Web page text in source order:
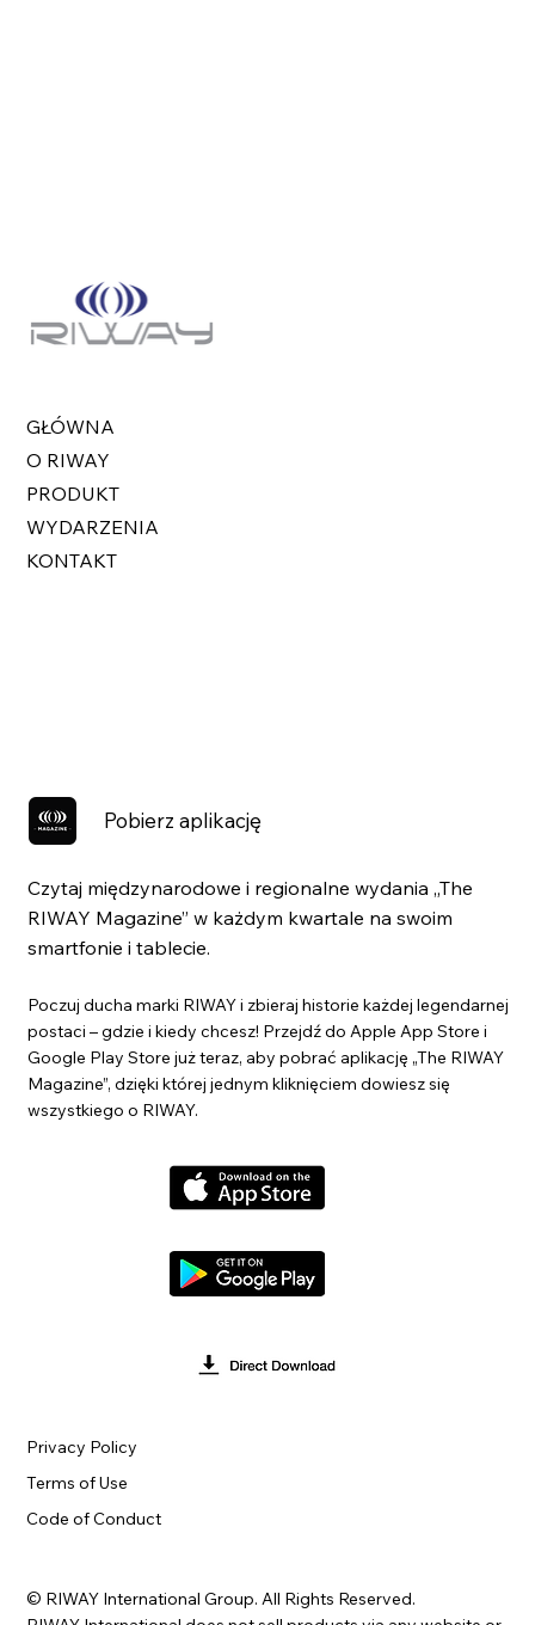
GŁÓWNA
O RIWAY
PRODUKT
WYDARZENIA
KONTAKT
Pobierz aplikację
Czytaj międzynarodowe i regionalne wydania „The
RIWAY Magazine” w każdym kwartale na swoim
smartfonie i tablecie.
Poczuj ducha marki RIWAY i zbieraj historie każdej legendarnej
postaci – gdzie i kiedy chcesz! Przejdź do Apple App Store i
Google Play Store już teraz, aby pobrać aplikację „The RIWAY
Magazine”, dzięki której jednym kliknięciem dowiesz się
wszystkiego o RIWAY.
Terms of Use
Privacy Policy
Code of Conduct
© RIWAY International Group. All Rights Reserved.